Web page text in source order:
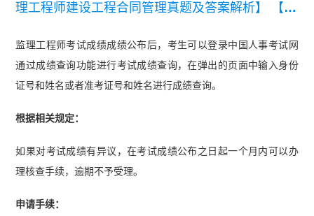
理工程师建设工程合同管理真题及答案解析】
【20
026年监理工程师《合同管理》考前模拟卷一】
【近3年监理工程师《建设工程监理基本理论和相
5）】 【监理工程师《建设工程目标控制》（土木
建筑工程）真题汇总（2023-2025）】
师《建设工程监理案例分析》（土木建筑工程）真
监理工程师考试成绩成绩公布后，考生可以登录中国人事考试网
通过成绩查询功能进行考试成绩查询，在弹出的页面中输入身份
证号和姓名或者准考证号和姓名进行成绩查询。
根据相关规定：
如果对考试成绩有异议，在考试成绩公布之日起一个月内可以办
理核查手续，逾期不予受理。
申请手续：